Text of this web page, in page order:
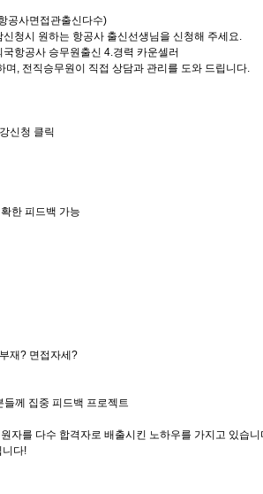
공사면접관출신다수)
청시 원하는 항공사 출신선생님을 신청해 주세요.
항공사 승무원출신 4.경력 카운셀러
, 전직승무원이 직접 상담과 관리를 도와 드립니다.
신청 클릭
한 피드백 가능
재? 면접자세?
께 집중 피드백 프로젝트
자를 다수 합격자로 배출시킨 노하우를 가지고 있습니
니다!